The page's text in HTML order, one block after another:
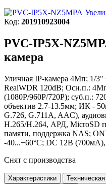
Код: 201910923004
PVC-IP5X-
камера
Уличная IP-камера 4Мп; 1/
RealWDR 120dB; Осн.п.:
(1080P/960P/720P); суб.п.:
объектив 2.7-13.5мм; ИК -
G.726, G.711A, AAC),
H.265/H.264, АРД, MicroSD
памяти, поддержка NAS;
-40...+60°С; DC 12В
Снят с производства
Характеристики